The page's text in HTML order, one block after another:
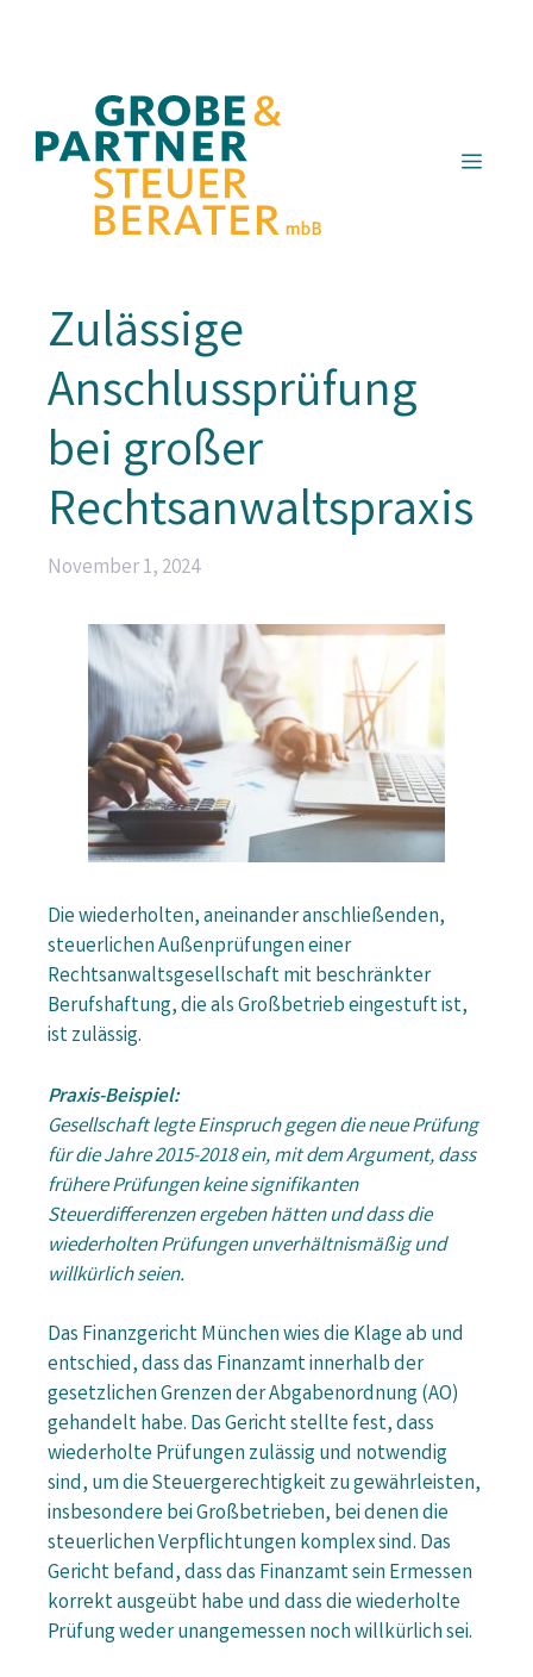
Menü
Zulässige
Anschlussprüfung
bei großer
Rechtsanwaltspraxis
November 1, 2024
Die wiederholten, aneinander anschließenden,
steuerlichen Außenprüfungen einer
Rechtsanwaltsgesellschaft mit beschränkter
Berufshaftung, die als Großbetrieb eingestuft ist,
ist zulässig.
Praxis-Beispiel:
Gesellschaft legte Einspruch gegen die neue Prüfung
für die Jahre 2015-2018 ein, mit dem Argument, dass
frühere Prüfungen keine signifikanten
Steuerdifferenzen ergeben hätten und dass die
wiederholten Prüfungen unverhältnismäßig und
willkürlich seien.
Das Finanzgericht München wies die Klage ab und
entschied, dass das Finanzamt innerhalb der
gesetzlichen Grenzen der Abgabenordnung (AO)
gehandelt habe. Das Gericht stellte fest, dass
wiederholte Prüfungen zulässig und notwendig
sind, um die Steuergerechtigkeit zu gewährleisten,
insbesondere bei Großbetrieben, bei denen die
steuerlichen Verpflichtungen komplex sind. Das
Gericht befand, dass das Finanzamt sein Ermessen
korrekt ausgeübt habe und dass die wiederholte
Prüfung weder unangemessen noch willkürlich sei.